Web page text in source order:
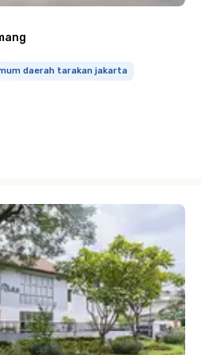
daerah tarakan jakarta